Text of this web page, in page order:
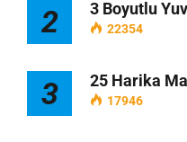
2 3 Boyutlu
22354
3 25 Harika
17946